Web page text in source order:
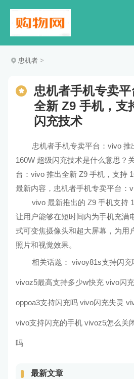
忠机者 >
忠机者手机专卖
全新 Z9 手机，支
闪充技术
忠机者手机专卖平台：vivo 推
160W 超级闪充技术是什么意思？
台：vivo 推出全新 Z9 手机，支持
最新内容，忠机者手机专卖平台：
支持 160W 超级闪充技术的解释及
vivo 最新推出的 Z9 手机支持
让用户能够在短时间内为手机充满
式可变焦摄像头和超大屏幕，为用
照片和视觉效果。
相关话题： vivoy81s支持闪
vivoz5最高支持多少w快充 vivo闪
oppoa3支持闪充吗 vivo闪充失灵
vivo支持闪充的手机 vivoz5怎么关
吗
最新文章